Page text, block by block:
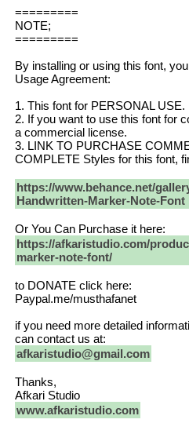
=========
NOTE;
=========
By installing or using this font,
Usage Agreement:
1. This font for PERSONAL
2. If you want to use this font for
a commercial license.
3. LINK TO PURCHASE
COMPLETE Styles for this font,
https://www.behance.net/
Handwritten-Marker-Note-Font
Or You Can Purchase it here:
https://afkaristudio.com/
marker-note-font/
to DONATE click here:
Paypal.me/musthafanet
if you need more detailed
can contact us at:
afkaristudio@gmail.com
Thanks,
Afkari Studio
www.afkaristudio.com